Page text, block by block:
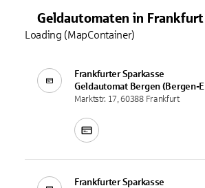
Geldautomaten in Frankfurt
Frankfurter Sparkasse
Geldautomat Bergen (Bergen-
Marktstr. 17, 60388 Frankfurt
Frankfurter Sparkasse
Loading (MapContainer)